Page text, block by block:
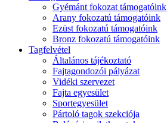
Gyémánt fokozat támogatóink
Arany fokozatú támogatóink
Ezüst fokozatú támogatóink
Bronz fokozatú támogatóink
Tagfelvétel
Általános tájékoztató
Fajtagondozói pályázat
Vidéki szervezet
Fajta egyesület
Sportegyesület
Pártoló tagok szekciója